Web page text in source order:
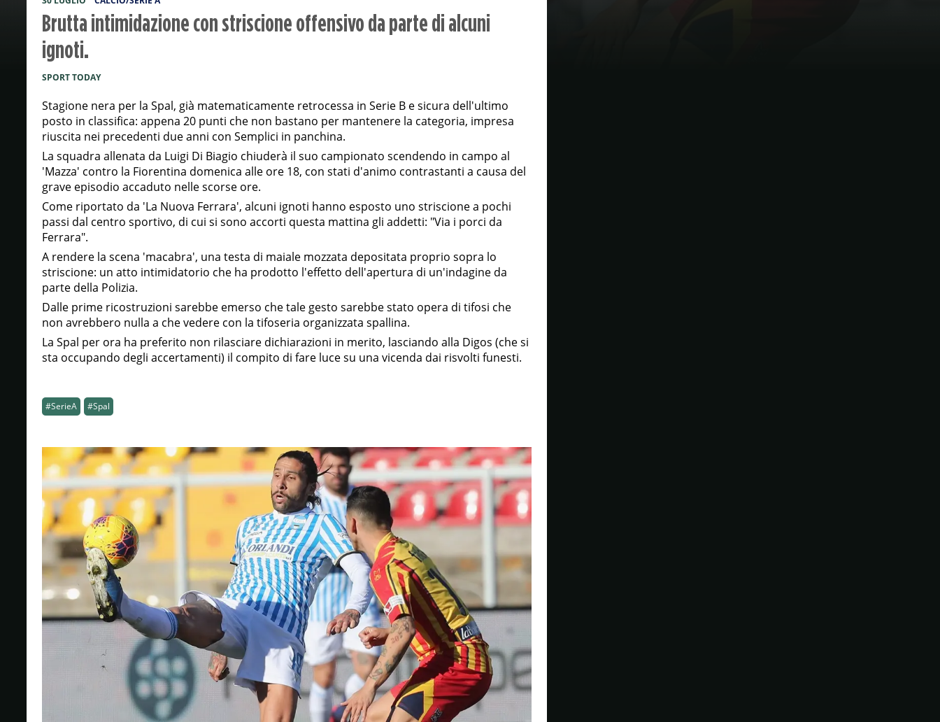
Brutta intimidazione con striscione offensivo da parte di alcuni
ignoti.
SPORT TODAY
Stagione nera per la Spal, già matematicamente retrocessa in Serie B e sicura dell'ultimo
posto in classifica: appena 20 punti che non bastano per mantenere la categoria, impresa
riuscita nei precedenti due anni con Semplici in panchina.
La squadra allenata da Luigi Di Biagio chiuderà il suo campionato scendendo in campo al
'Mazza' contro la Fiorentina domenica alle ore 18, con stati d'animo contrastanti a causa del
grave episodio accaduto nelle scorse ore.
Come riportato da 'La Nuova Ferrara', alcuni ignoti hanno esposto uno striscione a pochi
passi dal centro sportivo, di cui si sono accorti questa mattina gli addetti: "Via i porci da
Ferrara".
A rendere la scena 'macabra', una testa di maiale mozzata depositata proprio sopra lo
striscione: un atto intimidatorio che ha prodotto l'effetto dell'apertura di un'indagine da
parte della Polizia.
Dalle prime ricostruzioni sarebbe emerso che tale gesto sarebbe stato opera di tifosi che
non avrebbero nulla a che vedere con la tifoseria organizzata spallina.
La Spal per ora ha preferito non rilasciare dichiarazioni in merito, lasciando alla Digos (che si
sta occupando degli accertamenti) il compito di fare luce su una vicenda dai risvolti funesti.
#SerieA #Spal